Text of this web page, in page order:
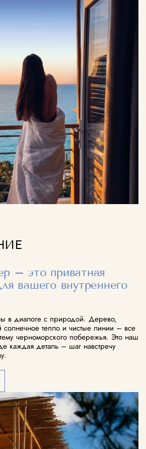
– это приватная
вашего внутреннего
в диалоге с природой. Дерево,
тепло и чистые линии – все
черноморского побережья. Это наш
каждая деталь – шаг навстречу